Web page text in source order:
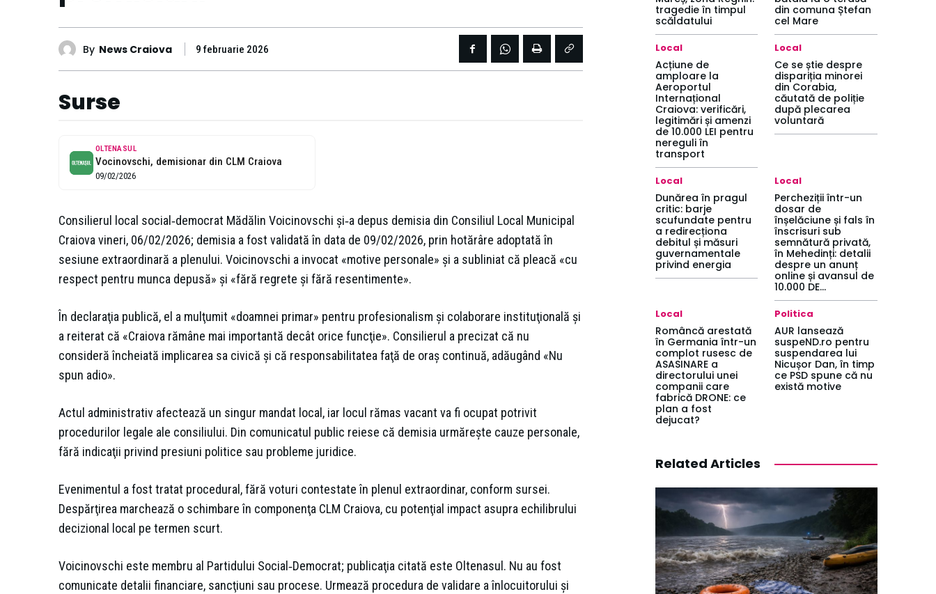
By News Craiova 9 februarie 2026
Surse
OLTENASUL
Vocinovschi, demisionar din CLM Craiova
09/02/2026
Consilierul local social‑democrat Mădălin Voicinovschi şi‑a depus demisia din Consiliul Local Municipal
Craiova vineri, 06/02/2026; demisia a fost validată în data de 09/02/2026, prin hotărâre adoptată în
sesiune extraordinară a plenului. Voicinovschi a invocat «motive personale» şi a subliniat că pleacă «cu
respect pentru munca depusă» şi «fără regrete şi fără resentimente».
În declaraţia publică, el a mulţumit «doamnei primar» pentru profesionalism şi colaborare instituţională şi
a reiterat că «Craiova rămâne mai importantă decât orice funcţie». Consilierul a precizat că nu
consideră încheiată implicarea sa civică şi că responsabilitatea faţă de oraş continuă, adăugând «Nu
spun adio».
Actul administrativ afectează un singur mandat local, iar locul rămas vacant va fi ocupat potrivit
procedurilor legale ale consiliului. Din comunicatul public reiese că demisia urmăreşte cauze personale,
fără indicaţii privind presiuni politice sau probleme juridice.
Evenimentul a fost tratat procedural, fără voturi contestate în plenul extraordinar, conform sursei.
Despărţirea marchează o schimbare în componenţa CLM Craiova, cu potenţial impact asupra echilibrului
decizional local pe termen scurt.
Voicinovschi este membru al Partidului Social‑Democrat; publicaţia citată este Oltenasul. Nu au fost
comunicate detalii financiare, sancţiuni sau procese. Urmează procedura de validare a înlocuitorului şi
tragedie în timpul
scăldatului
din comuna Ștefan
cel Mare
Local
Acțiune de
amploare la
Aeroportul
Internațional
Craiova: verificări,
legitimări și amenzi
de 10.000 LEI pentru
nereguli în
transport
Local
Ce se știe despre
dispariția minorei
din Corabia,
căutată de poliție
după plecarea
voluntară
Local
Dunărea în pragul
critic: barje
scufundate pentru
a redirecționa
debitul și măsuri
guvernamentale
privind energia
Local
Percheziții într-un
dosar de
înșelăciune și fals în
înscrisuri sub
semnătură privată,
în Mehedinți: detalii
despre un anunț
online și avansul de
10.000 DE...
Local
Româncă arestată
în Germania într-un
complot rusesc de
ASASINARE a
directorului unei
companii care
fabrică DRONE: ce
plan a fost
dejucat?
Politica
AUR lansează
suspeND.ro pentru
suspendarea lui
Nicușor Dan, în timp
ce PSD spune că nu
există motive
Related Articles